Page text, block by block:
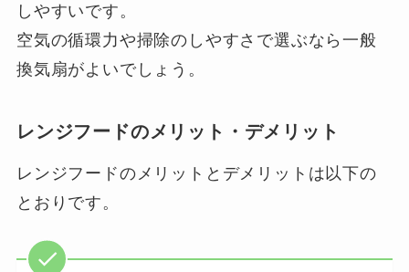
しやすいです。
空気の循環力や掃除のしやすさで選ぶなら一般
換気扇がよいでしょう。
レンジフードのメリット・デメリット
レンジフードのメリットとデメリットは以下の
とおりです。